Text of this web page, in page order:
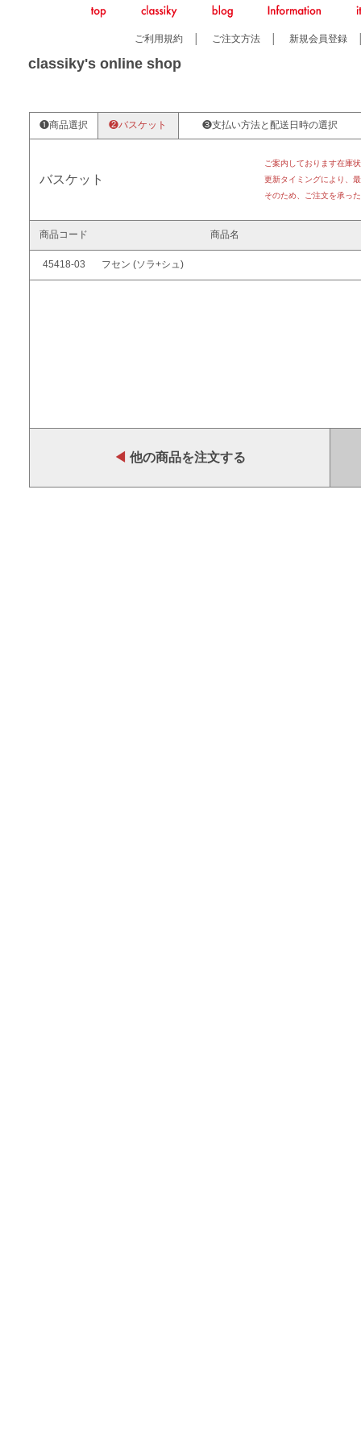
ご利用規約 ご注文方法 新規会員登録
classiky's online shop
❶商品選択 ❷バスケット ❸支払い方法と配送日時の選択
バスケット
ご案内しております在庫
更新タイミングにより、
そのため、ご注文を承っ
商品コード 商品名
45418-03 フセン (ソラ+シュ)
◀ 他の商品を注文する